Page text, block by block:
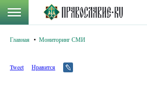
Главная Мониторинг СМИ
Tweet Нравится